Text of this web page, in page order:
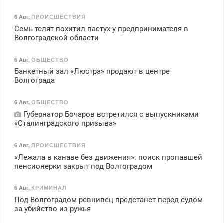
6 Авг, ПРОИСШЕСТВИЯ
Семь телят похитил пастух у предпринимателя в
Волгоградской области
6 Авг, ОБЩЕСТВО
Банкетный зал «Люстра» продают в центре
Волгограда
6 Авг, ОБЩЕСТВО
Губернатор Бочаров встретился с выпускниками
«Сталинградского призыва»
6 Авг, ПРОИСШЕСТВИЯ
«Лежала в канаве без движения»: поиск пропавшей
пенсионерки закрыт под Волгоградом
6 Авг, КРИМИНАЛ
Под Волгоградом ревнивец предстанет перед судом
за убийство из ружья